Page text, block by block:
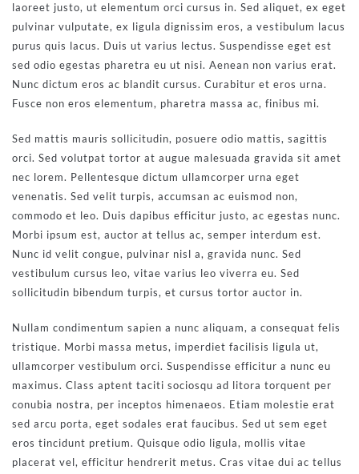
laoreet justo, ut elementum orci cursus in. Sed aliquet, ex eget
pulvinar vulputate, ex ligula dignissim eros, a vestibulum lacus
purus quis lacus. Duis ut varius lectus. Suspendisse eget est
sed odio egestas pharetra eu ut nisi. Aenean non varius erat.
Nunc dictum eros ac blandit cursus. Curabitur et eros urna.
Fusce non eros elementum, pharetra massa ac, finibus mi.
Sed mattis mauris sollicitudin, posuere odio mattis, sagittis
orci. Sed volutpat tortor at augue malesuada gravida sit amet
nec lorem. Pellentesque dictum ullamcorper urna eget
venenatis. Sed velit turpis, accumsan ac euismod non,
commodo et leo. Duis dapibus efficitur justo, ac egestas nunc.
Morbi ipsum est, auctor at tellus ac, semper interdum est.
Nunc id velit congue, pulvinar nisl a, gravida nunc. Sed
vestibulum cursus leo, vitae varius leo viverra eu. Sed
sollicitudin bibendum turpis, et cursus tortor auctor in.
Nullam condimentum sapien a nunc aliquam, a consequat felis
tristique. Morbi massa metus, imperdiet facilisis ligula ut,
ullamcorper vestibulum orci. Suspendisse efficitur a nunc eu
maximus. Class aptent taciti sociosqu ad litora torquent per
conubia nostra, per inceptos himenaeos. Etiam molestie erat
sed arcu porta, eget sodales erat faucibus. Sed ut sem eget
eros tincidunt pretium. Quisque odio ligula, mollis vitae
placerat vel, efficitur hendrerit metus. Cras vitae dui ac tellus